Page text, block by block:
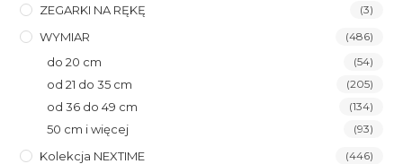
ZEGARKI NA RĘKĘ (3)
WYMIAR (486)
do 20 cm (54)
od 21 do 35 cm (205)
od 36 do 49 cm (134)
50 cm i więcej (93)
Kolekcja NEXTIME (446)